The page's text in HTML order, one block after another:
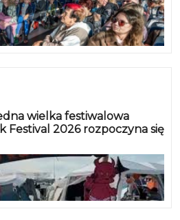
wielka festiwalowa
Festival 2026 rozpoczyna się